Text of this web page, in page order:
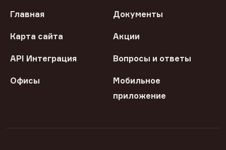
Главная Документы
Карта сайта Акции
API Интеграция Вопросы и ответы
Офисы
Мобильное
приложение